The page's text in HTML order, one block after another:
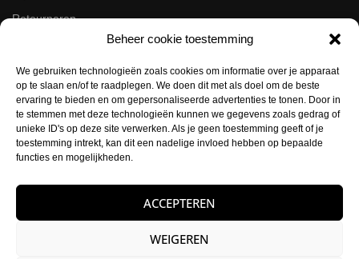
Beheer cookie toestemming
We gebruiken technologieën zoals cookies om informatie over je apparaat
op te slaan en/of te raadplegen. We doen dit met als doel om de beste
ervaring te bieden en om gepersonaliseerde advertenties te tonen. Door in
te stemmen met deze technologieën kunnen we gegevens zoals gedrag of
unieke ID's op deze site verwerken. Als je geen toestemming geeft of je
toestemming intrekt, kan dit een nadelige invloed hebben op bepaalde
functies en mogelijkheden.
ACCEPTEREN
WEIGEREN
Retourneren
Volg ons op de socials
Instagram
Facebook
Contactgegevens